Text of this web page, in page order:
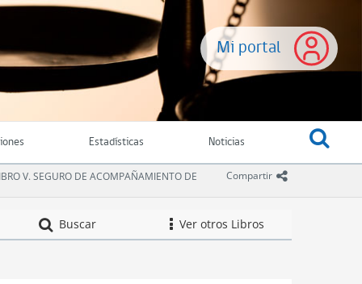
Mi portal
Estadísticas Noticias
Compartir icono
V. SEGURO DE ACOMPAÑAMIENTO DE
Buscar icono
Ver otros LibrosCompendio de